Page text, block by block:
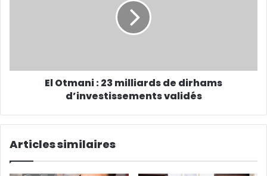
El Otmani : 23 milliards de dirhams
d’investissements validés
Articles similaires